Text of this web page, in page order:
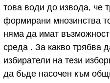
това води до извода, че
формирани мнозинства
няма да имат
среда . За какво трябва
избиратели на тези
да бъде насочен към